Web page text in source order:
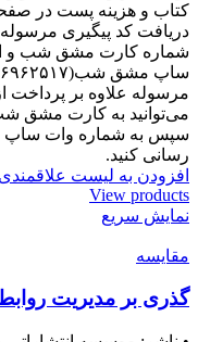
کتاب و هزینه پست در
شماره کارت مشق شب و
مرسوله علاوه بر پرداخت
رسانی کنید.
افزودن به لیست
View products
نمایش سریع
مقایسه
گذری بر مدیریت